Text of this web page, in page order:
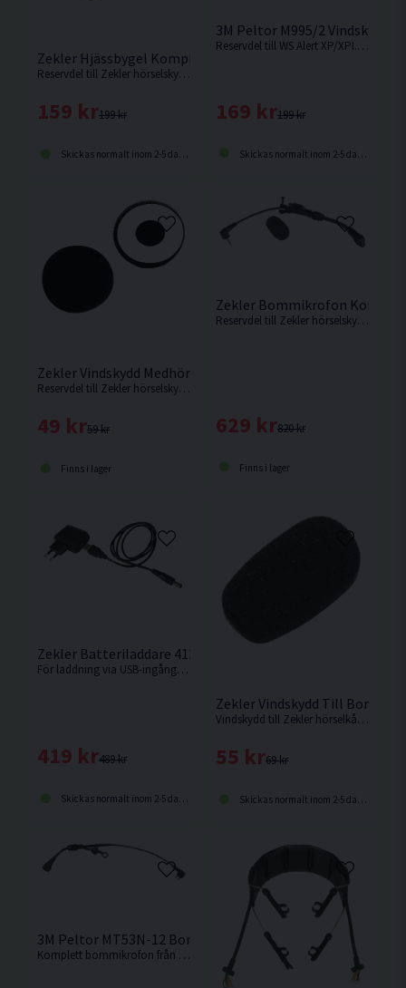
Zekler Hjässbygel Komplett
Reservdel till Zekler hörselskydd.
199 kr
159 kr
Skickas normalt inom 2-5 dagar
3M Peltor M995/2 Vindskydd
Reservdel till WS Alert XP/XPI. Levereras i 2-pack.
199 kr
169 kr
Skickas normalt inom 2-5 dagar
Zekler Vindskydd Medhörningsmikrofoner
Reservdel till Zekler hörselskydd. Levereras i 2-pack
59 kr
49 kr
Finns i lager
Zekler Bommikrofon
Reservdel till Zekler hörselskydd.
820 kr
629 kr
Finns i lager
Zekler Batteriladdare 412
För laddning via USB-ingång liksom via vägguttag.
489 kr
419 kr
Skickas normalt inom 2-5 dagar
Zekler Vindskydd Till
Vindskydd till Zekler hörselkåpor.
69 kr
55 kr
Skickas normalt inom 2-5 dagar
3M Peltor MT53N-12 Bommikrofon
Komplett bommikrofon från 3M.